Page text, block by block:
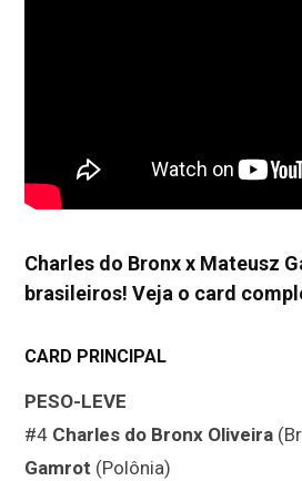
Charles do Bronx x Mateusz
brasileiros! Veja o card
CARD PRINCIPAL
PESO-LEVE
#4 Charles do Bronx Oliveira
Gamrot (Polônia)